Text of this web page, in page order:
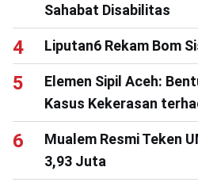
Sahabat Disabilitas
Liputan6 Rekam Bom
Elemen Sipil Aceh:
Kasus Kekerasan
Mualem Resmi Teken
3,93 Juta